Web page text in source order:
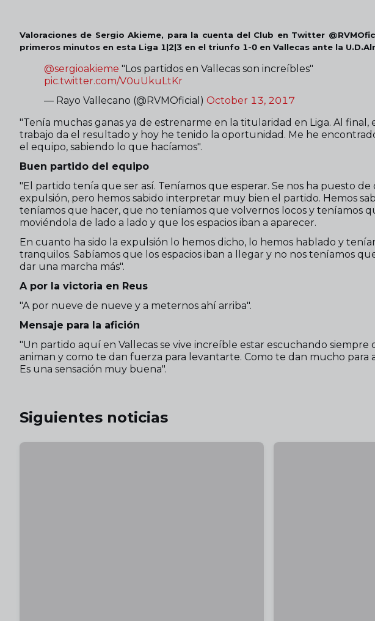
Valoraciones de Sergio Akieme, para la cuenta del Club en Twitter
primeros minutos en esta Liga 1|2|3 en el triunfo 1-0 en Vallecas ante la
@sergioakieme "Los partidos en Vallecas son increíbles"
pic.twitter.com/V0uUkuLtKr
— Rayo Vallecano (@RVMOficial) October 13, 2017
"Tenía muchas ganas ya de estrenarme en la titularidad en Liga. Al final,
trabajo da el resultado y hoy he tenido la oportunidad. Me he
el equipo, sabiendo lo que hacíamos".
Buen partido del equipo
"El partido tenía que ser así. Teníamos que esperar. Se nos ha puesto de
expulsión, pero hemos sabido interpretar muy bien el partido. Hemos
teníamos que hacer, que no teníamos que volvernos locos y teníamos
moviéndola de lado a lado y que los espacios iban a aparecer.
En cuanto ha sido la expulsión lo hemos dicho, lo hemos hablado y
tranquilos. Sabíamos que los espacios iban a llegar y no nos teníamos
dar una marcha más".
A por la victoria en Reus
"A por nueve de nueve y a meternos ahí arriba".
Mensaje para la afición
"Un partido aquí en Vallecas se vive increíble estar escuchando siempre
animan y como te dan fuerza para levantarte. Como te dan mucho para
Es una sensación muy buena".
Siguientes noticias